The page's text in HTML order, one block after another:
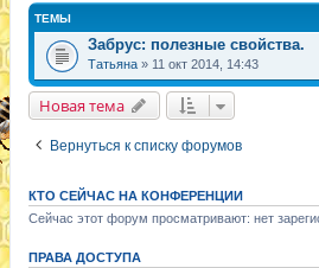
ТЕМЫ
Забрус: полезные свойства.
Татьяна » 11 окт 2014, 14:43
Новая тема
Вернуться к списку форумов
КТО СЕЙЧАС НА КОНФЕРЕНЦИИ
Сейчас этот форум просматривают: нет
ПРАВА ДОСТУПА